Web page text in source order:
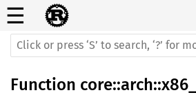
☰
Function core::arch::